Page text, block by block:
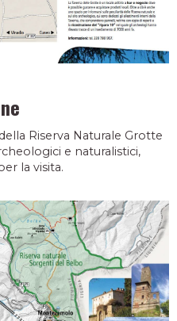
Riserva Naturale Grotte
e naturalistici,
la visita.